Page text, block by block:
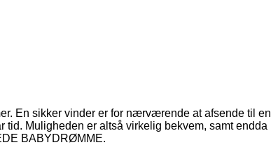
En sikker vinder er for nærværende at afsende til en
Muligheden er altså virkelig bekvem, samt endda
BABYDRØMME.